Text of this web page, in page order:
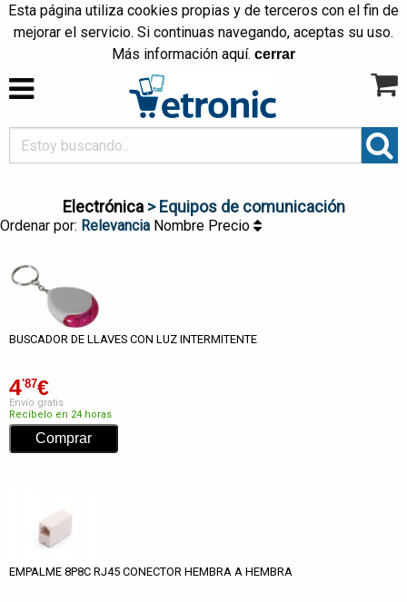
Esta página utiliza cookies propias y de terceros con el fin de
mejorar el servicio. Si continuas navegando, aceptas su uso.
Más información aquí. cerrar
Electrónica> Equipos de comunicación
Ordenar por: Relevancia Nombre Precio
BUSCADOR DE LLAVES CON LUZ INTERMITENTE
4'87€
Envío gratis
Recíbelo en 24 horas
EMPALME 8P8C RJ45 CONECTOR HEMBRA A HEMBRA